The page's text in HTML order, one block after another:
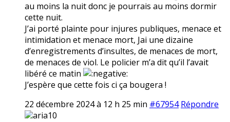
au moins la nuit donc je pourrais au moins dormir
cette nuit.
J’ai porté plainte pour injures publiques, menace et
intimidation et menace mort, Jai une dizaine
d’enregistrements d’insultes, de menaces de mort,
de menaces de viol. Le policier m’a dit qu’il l’avait
libéré ce matin
J’espère que cette fois ci ça bougera !
22 décembre 2024 à 12 h 25 min #67954 Répondre
aria10